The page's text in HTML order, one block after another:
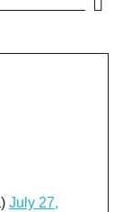
July 27,